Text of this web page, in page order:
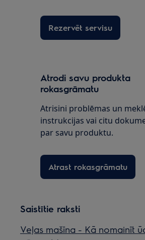
Rezervēt servisu
Atrodi savu produkta
rokasgrāmatu
Atrisini problēmas un
instrukcijas vai citu
par savu produktu.
Atrast rokasgrāmatu
Saistītie raksti
Veļas mašīna - Kā nomainīt